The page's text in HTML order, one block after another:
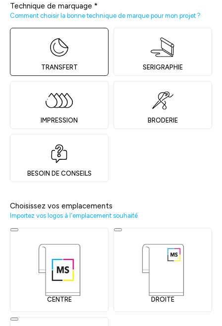
Technique de marquage *
Comment choisir la bonne technique de marque pour mon projet ?
TRANSFERT SERIGRAPHIE
IMPRESSION BRODERIE
BESOIN DE CONSEILS
Choisissez vos emplacements
Importez vos logos à l'emplacement souhaité
CENTRE DROITE